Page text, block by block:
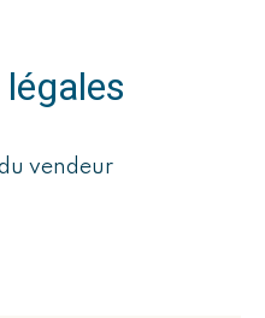
vendeur